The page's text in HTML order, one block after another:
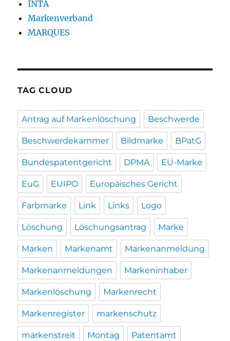
INTA
Markenverband
MARQUES
TAG CLOUD
Antrag auf Markenlöschung Beschwerde
Beschwerdekammer Bildmarke BPatG
Bundespatentgericht DPMA EU-Marke
EuG EUIPO Europäisches Gericht
Farbmarke Link Links Logo
Löschung Löschungsantrag Marke
Marken Markenamt Markenanmeldung
Markenanmeldungen Markeninhaber
Markenlöschung Markenrecht
Markenregister markenschutz
markenstreit Montag Patentamt